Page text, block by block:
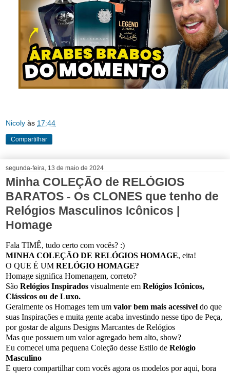
Nicoly às 17:44
Compartilhar
segunda-feira, 13 de maio de 2024
Minha COLEÇÃO de RELÓGIOS
BARATOS - Os CLONES que tenho de
Relógios Masculinos Icônicos |
Homage
Fala TIMÊ, tudo certo com vocês? :)
MINHA COLEÇÃO DE RELÓGIOS HOMAGE, eita!
O QUE É UM RELÓGIO HOMAGE?
Homage significa Homenagem, correto?
São Relógios Inspirados visualmente em Relógios Icônicos,
Clássicos ou de Luxo.
Geralmente os Homages tem um valor bem mais acessível do que
suas Inspirações e muita gente acaba investindo nesse tipo de Peça,
por gostar de alguns Designs Marcantes de Relógios
Mas que possuem um valor agregado bem alto, show?
Eu comecei uma pequena Coleção desse Estilo de Relógio
Masculino
E quero compartilhar com vocês agora os modelos por aqui, bora